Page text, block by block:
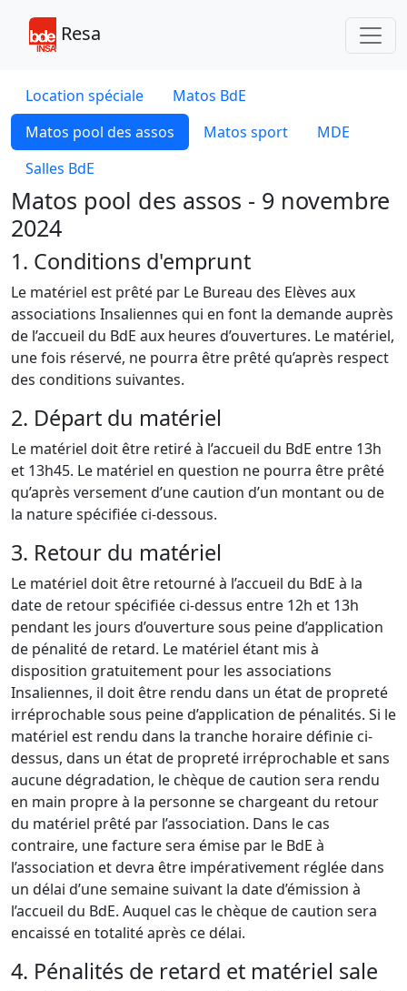
Resa
Location spéciale
Matos BdE
Matos pool des assos
Matos sport
MDE
Salles BdE
Matos pool des assos - 9 novembre
2024
1. Conditions d'emprunt
Le matériel est prêté par Le Bureau des Elèves aux
associations Insaliennes qui en font la demande auprès
de l’accueil du BdE aux heures d’ouvertures. Le matériel,
une fois réservé, ne pourra être prêté qu’après respect
des conditions suivantes.
2. Départ du matériel
Le matériel doit être retiré à l’accueil du BdE entre 13h
et 13h45. Le matériel en question ne pourra être prêté
qu’après versement d’une caution d’un montant ou de
la nature spécifiée ci-dessous.
3. Retour du matériel
Le matériel doit être retourné à l’accueil du BdE à la
date de retour spécifiée ci-dessus entre 12h et 13h
pendant les jours d’ouverture sous peine d’application
de pénalité de retard. Le matériel étant mis à
disposition gratuitement pour les associations
Insaliennes, il doit être rendu dans un état de propreté
irréprochable sous peine d’application de pénalités. Si le
matériel est rendu dans la tranche horaire définie ci-
dessus, dans un état de propreté irréprochable et sans
aucune dégradation, le chèque de caution sera rendu
en main propre à la personne se chargeant du retour
du matériel prêté par l’association. Dans le cas
contraire, une facture sera émise par le BdE à
l’association et devra être impérativement réglée dans
un délai d’une semaine suivant la date d’émission à
l’accueil du BdE. Auquel cas le chèque de caution sera
encaissé en totalité après ce délai.
4. Pénalités de retard et matériel sale